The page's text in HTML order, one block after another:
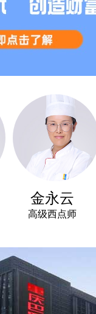
金永云
高级西点师